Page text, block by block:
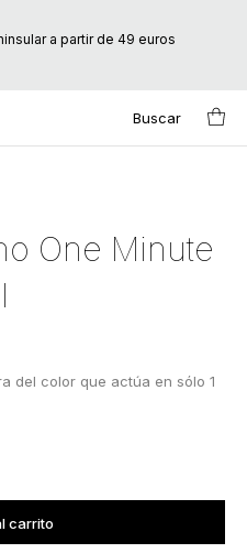
a partir de 49 euros
Buscar
/ Moncho Moreno One Minute
One Minute
del color que actúa en sólo 1
carrito
al carrito